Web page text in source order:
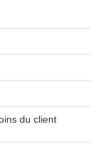
du client